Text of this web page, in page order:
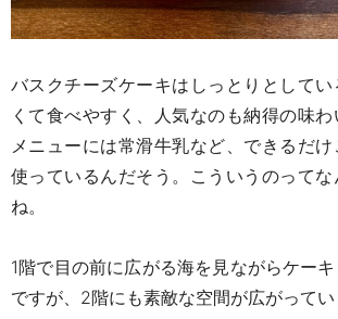
バスクチーズケーキはしっとりとして
くて食べやすく、人気なのも納得の味わ
メニューには常滑牛乳など、できるだ
使っているんだそう。こういうのってな
ね。
1階で目の前に広がる海を見ながらケー
ですが、 2階にも素敵な空間が広がってい